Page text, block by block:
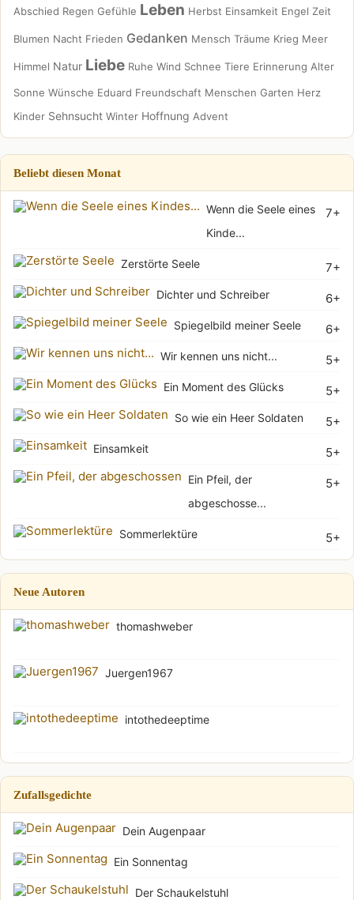
Abschied Regen Gefühle Leben Herbst Einsamkeit Engel Zeit
Blumen Nacht Frieden Gedanken Mensch Träume Krieg Meer
Himmel Natur Liebe Ruhe Wind Schnee Tiere Erinnerung Alter
Sonne Wünsche Eduard Freundschaft Menschen Garten Herz
Kinder Sehnsucht Winter Hoffnung Advent
Beliebt diesen Monat
7+
Wenn die Seele eines
Kinde...
7+
Zerstörte Seele
6+
Dichter und Schreiber
6+
Spiegelbild meiner Seele
5+
Wir kennen uns nicht...
5+
Ein Moment des Glücks
5+
So wie ein Heer Soldaten
5+
Einsamkeit
5+
Ein Pfeil, der
abgeschosse...
5+
Sommerlektüre
Neue Autoren
thomashweber
Juergen1967
intothedeeptime
Zufallsgedichte
Dein Augenpaar
Ein Sonnentag
Der Schaukelstuhl